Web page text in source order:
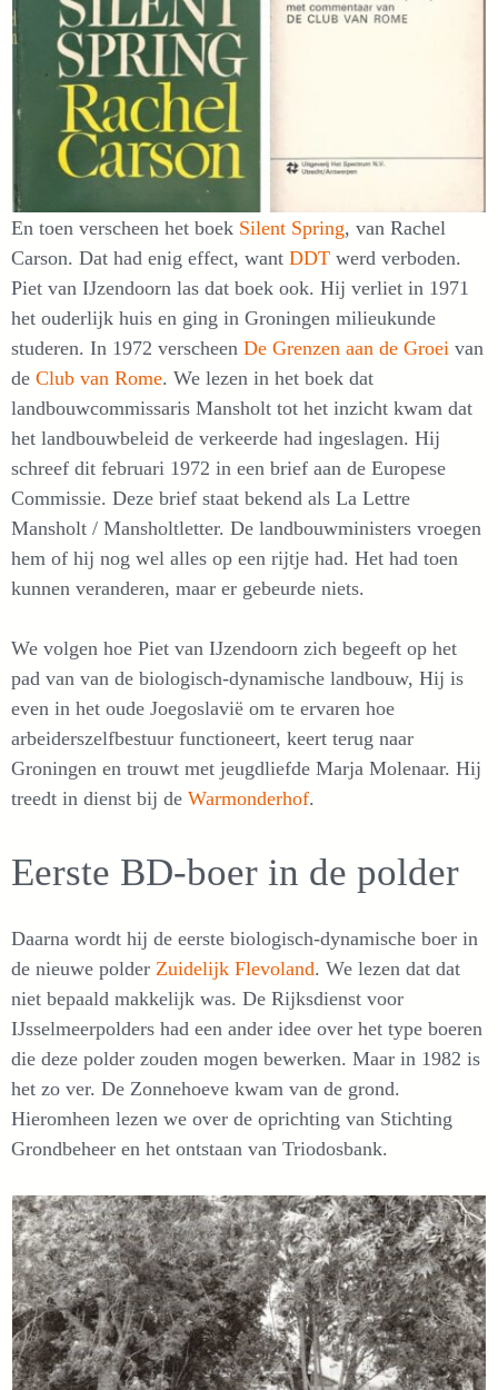
En toen verscheen het boek Silent Spring, van Rachel
Carson. Dat had enig effect, want DDT werd verboden.
Piet van IJzendoorn las dat boek ook. Hij verliet in 1971
het ouderlijk huis en ging in Groningen milieukunde
studeren. In 1972 verscheen De Grenzen aan de Groei van
de Club van Rome. We lezen in het boek dat
landbouwcommissaris Mansholt tot het inzicht kwam dat
het landbouwbeleid de verkeerde had ingeslagen. Hij
schreef dit februari 1972 in een brief aan de Europese
Commissie. Deze brief staat bekend als La Lettre
Mansholt / Mansholtletter. De landbouwministers vroegen
hem of hij nog wel alles op een rijtje had. Het had toen
kunnen veranderen, maar er gebeurde niets.
We volgen hoe Piet van IJzendoorn zich begeeft op het
pad van van de biologisch-dynamische landbouw, Hij is
even in het oude Joegoslavië om te ervaren hoe
arbeiderszelfbestuur functioneert, keert terug naar
Groningen en trouwt met jeugdliefde Marja Molenaar. Hij
treedt in dienst bij de Warmonderhof.
Eerste BD-boer in de polder
Daarna wordt hij de eerste biologisch-dynamische boer in
de nieuwe polder Zuidelijk Flevoland. We lezen dat dat
niet bepaald makkelijk was. De Rijksdienst voor
IJsselmeerpolders had een ander idee over het type boeren
die deze polder zouden mogen bewerken. Maar in 1982 is
het zo ver. De Zonnehoeve kwam van de grond.
Hieromheen lezen we over de oprichting van Stichting
Grondbeheer en het ontstaan van Triodosbank.